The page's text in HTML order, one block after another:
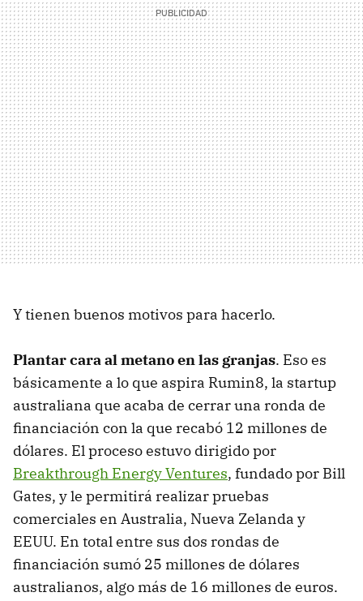
Y tienen buenos motivos para hacerlo.
Plantar cara al metano en las granjas. Eso es
básicamente a lo que aspira Rumin8, la startup
australiana que acaba de cerrar una ronda de
financiación con la que recabó 12 millones de
dólares. El proceso estuvo dirigido por
Breakthrough Energy Ventures, fundado por Bill
Gates, y le permitirá realizar pruebas
comerciales en Australia, Nueva Zelanda y
EEUU. En total entre sus dos rondas de
financiación sumó 25 millones de dólares
australianos, algo más de 16 millones de euros.